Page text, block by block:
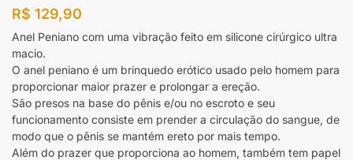
R$ 129,90
Anel Peniano com uma vibração feito em silicone cirúrgico ultra
macio.
O anel peniano é um brinquedo erótico usado pelo homem para
proporcionar maior prazer e prolongar a ereção.
São presos na base do pênis e/ou no escroto e seu
funcionamento consiste em prender a circulação do sangue, de
modo que o pênis se mantém ereto por mais tempo.
Além do prazer que proporciona ao homem, também tem papel